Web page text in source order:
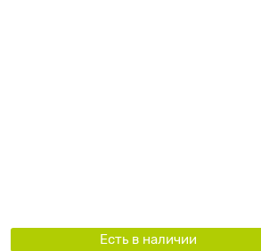
Есть в наличии